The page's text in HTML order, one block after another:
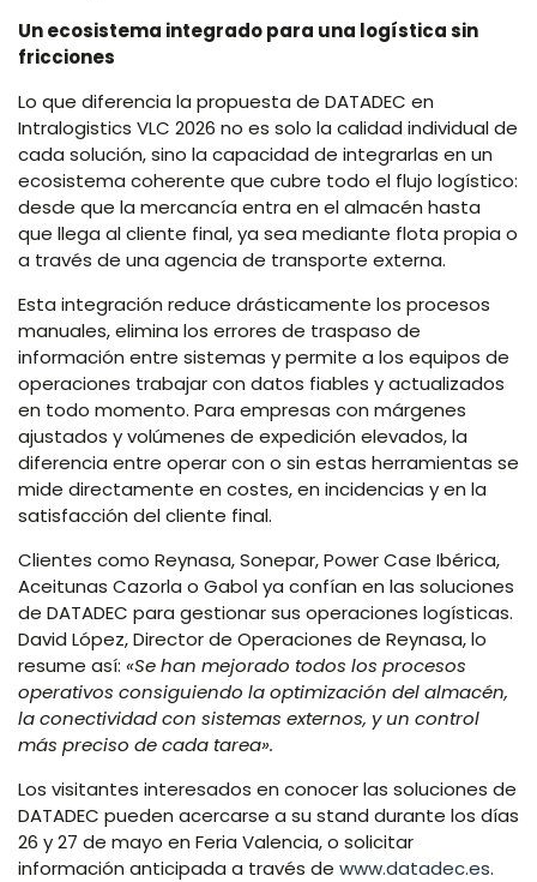
Un ecosistema integrado para una logística sin
fricciones
Lo que diferencia la propuesta de DATADEC en
Intralogistics VLC 2026 no es solo la calidad individual de
cada solución, sino la capacidad de integrarlas en un
ecosistema coherente que cubre todo el flujo logístico:
desde que la mercancía entra en el almacén hasta
que llega al cliente final, ya sea mediante flota propia o
a través de una agencia de transporte externa.
Esta integración reduce drásticamente los procesos
manuales, elimina los errores de traspaso de
información entre sistemas y permite a los equipos de
operaciones trabajar con datos fiables y actualizados
en todo momento. Para empresas con márgenes
ajustados y volúmenes de expedición elevados, la
diferencia entre operar con o sin estas herramientas se
mide directamente en costes, en incidencias y en la
satisfacción del cliente final.
Clientes como Reynasa, Sonepar, Power Case Ibérica,
Aceitunas Cazorla o Gabol ya confían en las soluciones
de DATADEC para gestionar sus operaciones logísticas.
David López, Director de Operaciones de Reynasa, lo
resume así: «Se han mejorado todos los procesos
operativos consiguiendo la optimización del almacén,
la conectividad con sistemas externos, y un control
más preciso de cada tarea».
Los visitantes interesados en conocer las soluciones de
DATADEC pueden acercarse a su stand durante los días
26 y 27 de mayo en Feria Valencia, o solicitar
información anticipada a través de www.datadec.es.